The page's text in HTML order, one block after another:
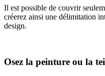
Il est possible de couvrir
créerez ainsi une délimitation
design.
Osez la peinture ou la